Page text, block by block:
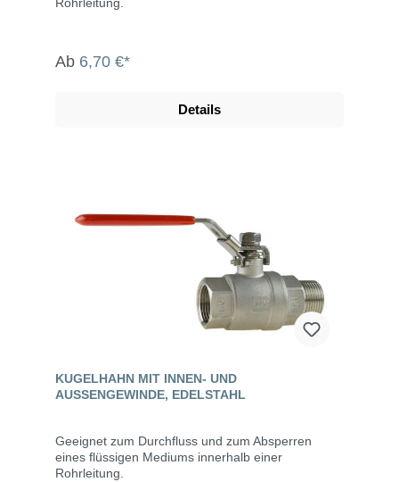
Ab 6,70 €*
Details
KUGELHAHN MIT INNEN- UND
AUSSENGEWINDE, EDELSTAHL
Geeignet zum Durchfluss und zum Absperren
eines flüssigen Mediums innerhalb einer
Rohrleitung.